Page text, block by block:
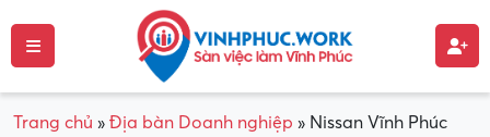
Trang chủ » Địa bàn Doanh nghiệp » Nissan Vĩnh Phúc